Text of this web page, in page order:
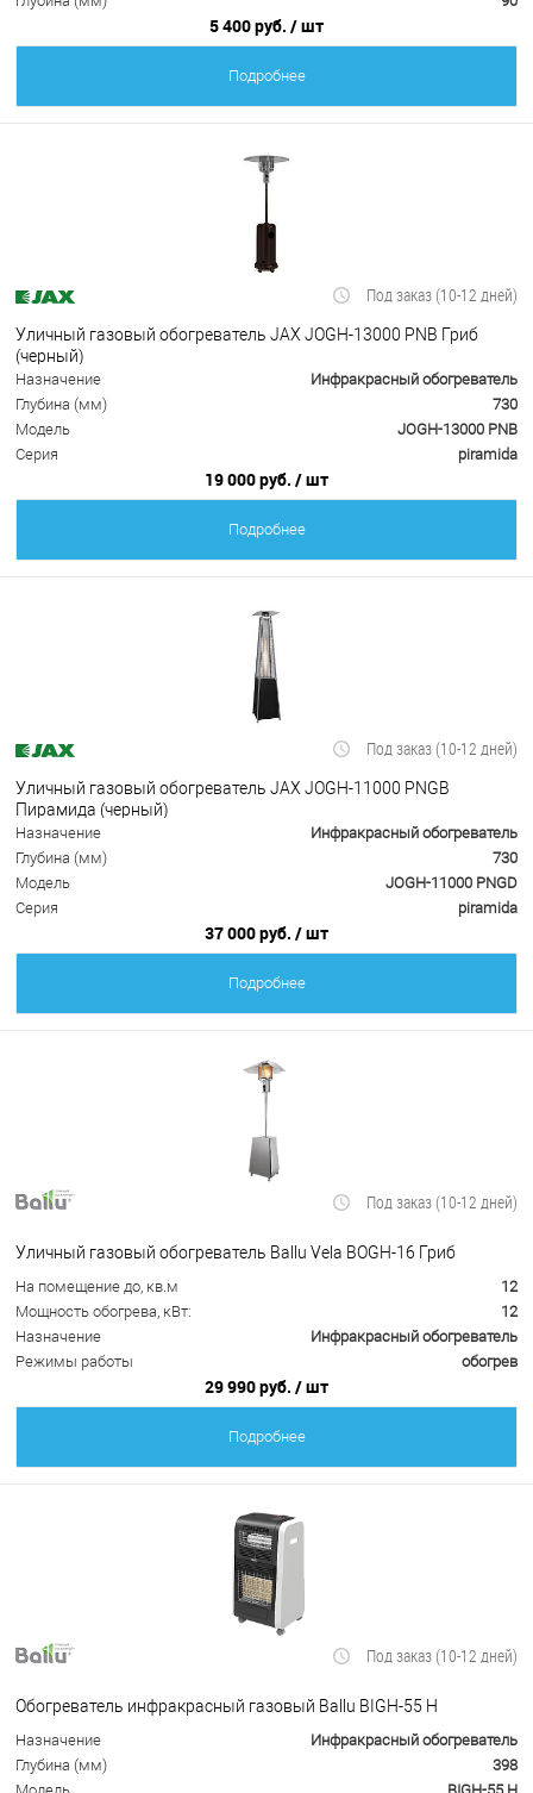
5 400 руб. / шт
Подробнее
Под заказ (10-12 дней)
Уличный газовый обогреватель JAX JOGH-13000 PNB Гриб
(черный)
Назначение
Инфракрасный обогреватель
Глубина (мм)
730
Модель
JOGH-13000 PNB
Серия
piramida
19 000 руб. / шт
Подробнее
Под заказ (10-12 дней)
Уличный газовый обогреватель JAX JOGH-11000 PNGB
Пирамида (черный)
Назначение
Инфракрасный обогреватель
Глубина (мм)
730
Модель
JOGH-11000 PNGD
Серия
piramida
37 000 руб. / шт
Подробнее
Под заказ (10-12 дней)
Уличный газовый обогреватель Ballu Vela BOGH-16 Гриб
На помещение до, кв.м
12
Мощность обогрева, кВт:
12
Назначение
Инфракрасный обогреватель
Режимы работы
обогрев
29 990 руб. / шт
Подробнее
Под заказ (10-12 дней)
Обогреватель инфракрасный газовый Ballu BIGH-55 H
Назначение
Инфракрасный обогреватель
Глубина (мм)
398